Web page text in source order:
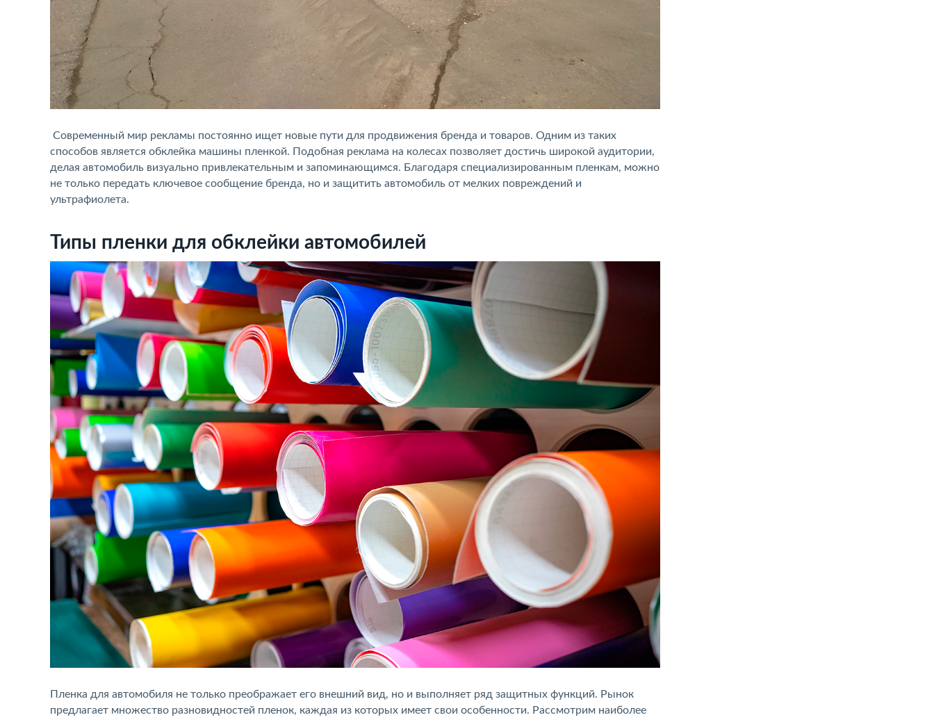
Современный мир рекламы постоянно ищет новые пути для продвижения бренда и товаров. Одним из таких
способов является обклейка машины пленкой. Подобная реклама на колесах позволяет достичь широкой аудитории,
делая автомобиль визуально привлекательным и запоминающимся. Благодаря специализированным пленкам, можно
не только передать ключевое сообщение бренда, но и защитить автомобиль от мелких повреждений и
ультрафиолета.
Типы пленки для обклейки автомобилей
Пленка для автомобиля не только преображает его внешний вид, но и выполняет ряд защитных функций. Рынок
предлагает множество разновидностей пленок, каждая из которых имеет свои особенности. Рассмотрим наиболее